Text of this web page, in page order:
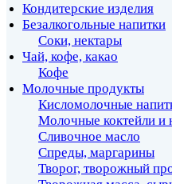
Кондитерские изделия
Безалкогольные напитки
Соки, нектары
Чай, кофе, какао
Кофе
Молочные продукты
Кисломолочные
Молочные коктейли и
Сливочное масло
Спреды, маргарины
Творог, творожный